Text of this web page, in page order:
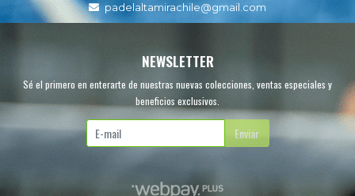
padelaltamirachile@gmail.com
NEWSLETTER
Sé el primero en enterarte de nuestras nuevas colecciones, ventas especiales y
beneficios exclusivos.
Enviar